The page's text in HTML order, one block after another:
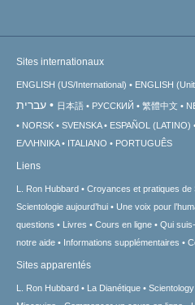
Sites internationaux
ENGLISH (US/International) ENGLISH
עברית 日本語 РУССКИЙ 繁體中文
NORSK
SVENSKA ESPAÑOL (LATINO)
ΕΛΛΗΝΙΚA
ITALIANO PORTUGUÊS
Liens
L. Ron Hubbard Croyances et pratiques de
Scientologie aujourd’hui
Une voix pour
questions
Livres Cours en ligne Qui
notre aide
Informations supplémentaires
Sites apparentés
L. Ron Hubbard La Dianétique